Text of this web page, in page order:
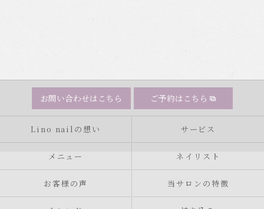
お問い合わせはこちら ご予約はこちら
Lino nailの想い サービス
メニュー ネイリスト
お客様の声 当サロンの特徴